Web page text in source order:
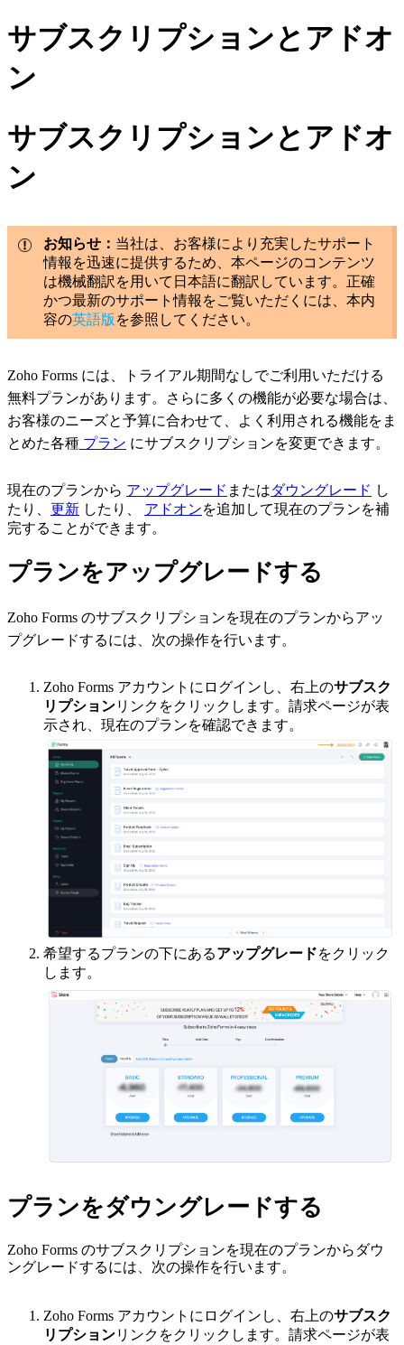
サブスクリプションとアドオ
ン
サブスクリプションとアドオ
ン
お知らせ： 当社は、お客様により充実したサポート
情報を迅速に提供するため、本ページのコンテンツ
は機械翻訳を用いて日本語に翻訳しています。正確
かつ最新のサポート情報をご覧いただくには、本内
容の英語版 を参照してください。
Zoho Forms には、トライアル期間なしでご利用いただける
無料プランがあります。さらに多くの機能が必要な場合は、
お客様のニーズと予算に合わせて、よく利用される機能をま
とめた各種 プラン にサブスクリプションを変更できます。
現在のプランから アップグレード またはダウングレード し
たり、 更新 したり、 アドオンを追加して現在のプランを補
完することができます。
プランをアップグレードする
Zoho Forms のサブスクリプションを現在のプランからアッ
プグレードするには、次の操作を行います。
Zoho Forms アカウントにログインし、右上のサブスク
リプションリンクをクリックします。請求ページが表
示され、現在のプランを確認できます。
希望するプランの下にあるアップグレードをクリック
します。
プランをダウングレードする
Zoho Forms のサブスクリプションを現在のプランからダウ
ングレードするには、次の操作を行います。
Zoho Forms アカウントにログインし、右上のサブスク
リプションリンクをクリックします。請求ページが表